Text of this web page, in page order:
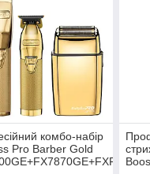
комбо-набір
Pro Barber Gold